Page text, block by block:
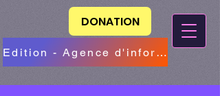
Edition - Agence d'information
DONATION